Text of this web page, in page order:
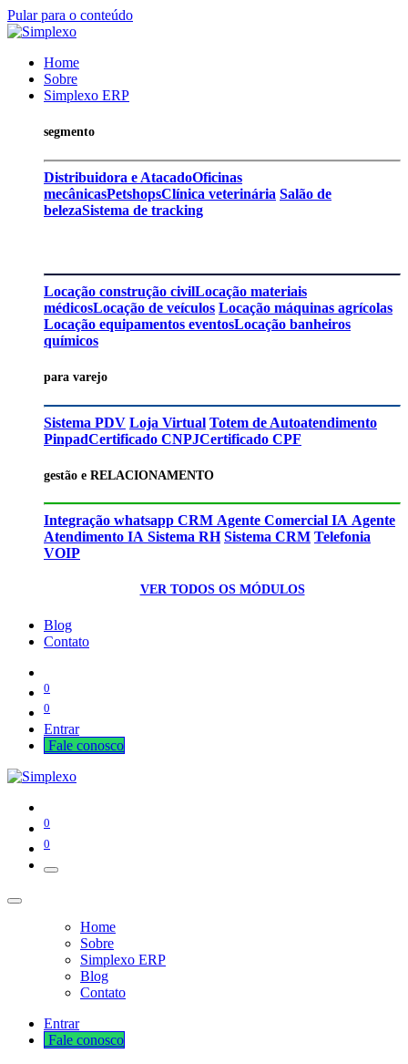
Pular para o conteúdo
Home
Sobre
Simplexo ERP
segmento
Distribuidora e AtacadoOficinas
mecânicasPetshopsClínica veterinária Salão de
belezaSistema de tracking
Locação construção civilLocação materiais
médicosLocação de veículos Locação máquinas agrícolas
Locação equipamentos eventosLocação banheiros
químicos
para varejo
Sistema PDV Loja Virtual Totem de Autoatendimento
PinpadCertificado CNPJCertificado CPF
gestão e RELACIONAMENTO
Integração whatsapp CRM Agente Comercial IA Agente
Atendimento IA Sistema RH Sistema CRM Telefonia
VOIP
VER TODOS OS MÓDULOS
Blog
Contato
0
0
Entrar
Fale cono​​​​​​​​sco
0
0
Home
Sobre
Simplexo ERP
Blog
Contato
Entrar
Fale cono​​​​​​​​sco